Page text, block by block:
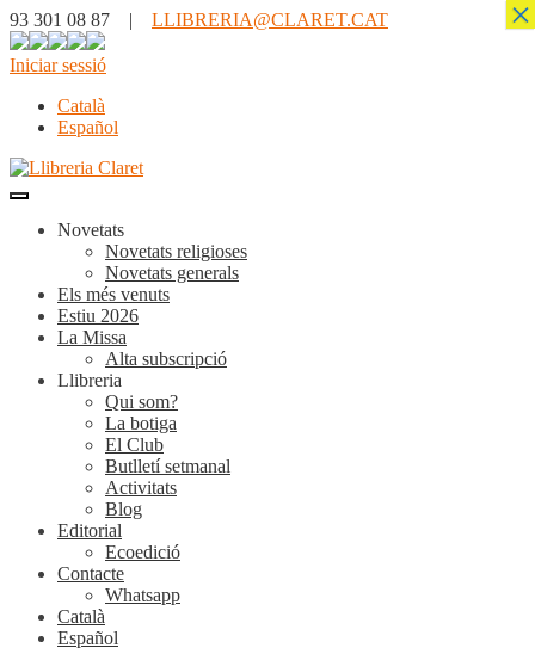
93 301 08 87 | LLIBRERIA@CLARET.CAT
Iniciar sessió
Català
Español
Novetats
Novetats religioses
Novetats generals
Els més venuts
Estiu 2026
La Missa
Alta subscripció
Llibreria
Qui som?
La botiga
El Club
Butlletí setmanal
Activitats
Blog
Editorial
Ecoedició
Contacte
Whatsapp
Català
Español
×